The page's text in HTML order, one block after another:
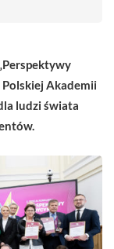
Akademii
ludzi świata